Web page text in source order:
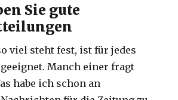
Sie gute
viel steht fest, ist für jedes
Manch einer fragt
habe ich schon an